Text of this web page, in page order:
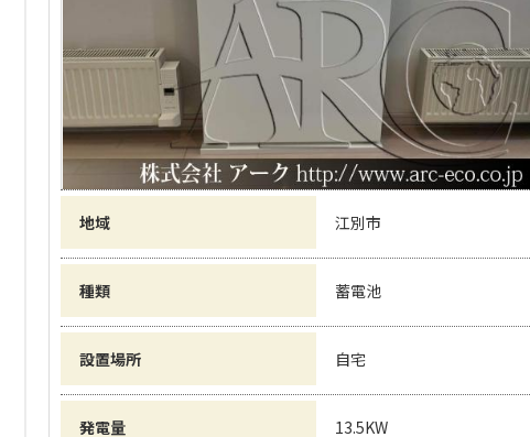
地域 江別市
種類 蓄電池
設置場所 自宅
発電量 13.5KW